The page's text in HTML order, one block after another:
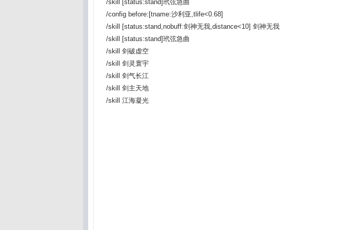
/skill [status:stand]玳弦急曲
/config before:[tname:沙利亚,tlife<0.68]
/skill [status:stand,nobuff:剑神无我,distance<10] 剑神无我
/skill [status:stand]玳弦急曲
/skill 剑破虚空
/skill 剑灵寰宇
/skill 剑气长江
/skill 剑主天地
/skill 江海凝光